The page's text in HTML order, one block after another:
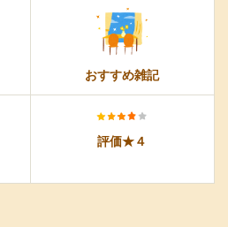
おすすめ雑記
評価★４